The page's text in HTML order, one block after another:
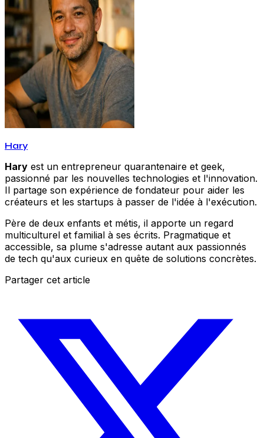
Hary
Hary est un entrepreneur quarantenaire et geek,
passionné par les nouvelles technologies et l'innovation.
Il partage son expérience de fondateur pour aider les
créateurs et les startups à passer de l'idée à l'exécution.
Père de deux enfants et métis, il apporte un regard
multiculturel et familial à ses écrits. Pragmatique et
accessible, sa plume s'adresse autant aux passionnés
de tech qu'aux curieux en quête de solutions concrètes.
Partager cet article